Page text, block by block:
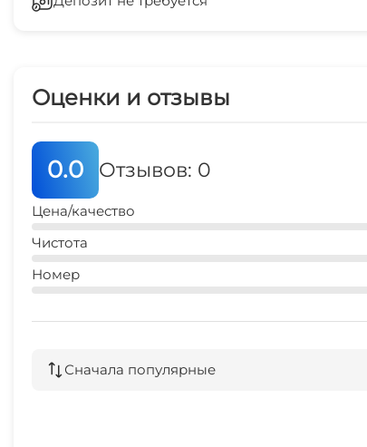
Оценки и отзывы
0.0 Отзывов: 0
Цена/качество
Чистота
Номер
Сначала популярные